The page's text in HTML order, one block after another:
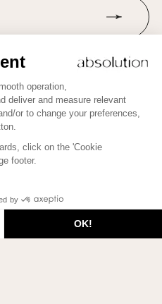
Instagram
Tous droits réservés.
plus de Beauté dans votre
vous ici !